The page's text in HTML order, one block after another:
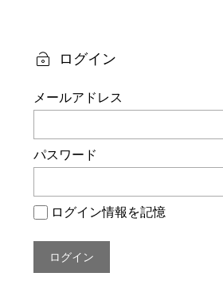
ー
シ
ョ
ン
ログイン
メールアドレス
パスワード
ログイン情報を記憶